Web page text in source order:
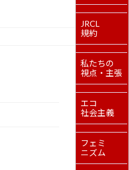
JRCL
規約
私たちの
視点・主張
エコ
社会主義
フェミ
ニズム